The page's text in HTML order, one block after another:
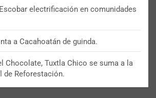
electrificación en comunidades
a Cacahoatán de guinda.
Chocolate, Tuxtla Chico se suma a la
de Reforestación.